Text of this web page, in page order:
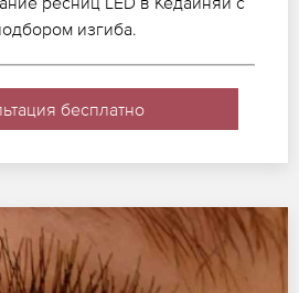
изгиба.
бесплатно